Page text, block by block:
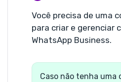
Você precisa de uma
para criar e gerenciar
WhatsApp Business.
Caso não tenha uma